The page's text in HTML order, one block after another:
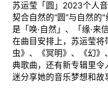
苏运莹「圆」2023个人
契合自然的“圆”与自然的
是「唤·自然」、「缘·来
在曲目安排上，苏运莹将
虫》、《冥明》、《幻
典歌曲，还有新专辑里
迷分享她的音乐梦想和故